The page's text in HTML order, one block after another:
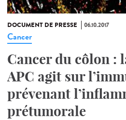
DOCUMENT DE PRESSE 06.10.2017
Cancer
Cancer du côlon :
APC agit sur
prévenant
prétumorale